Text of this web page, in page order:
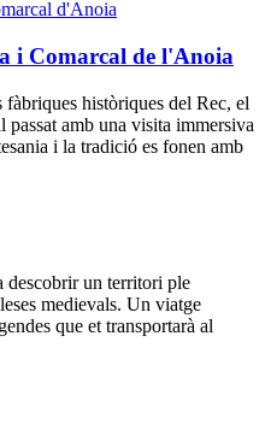
i Comarcal de l'Anoia
històriques del Rec, el
amb una visita immersiva
i la tradició es fonen amb
descobrir un territori ple
medievals. Un viatge
que et transportarà al